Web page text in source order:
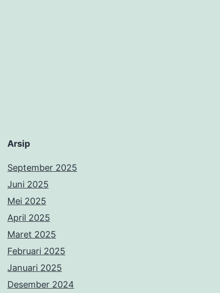
Arsip
September 2025
Juni 2025
Mei 2025
April 2025
Maret 2025
Februari 2025
Januari 2025
Desember 2024